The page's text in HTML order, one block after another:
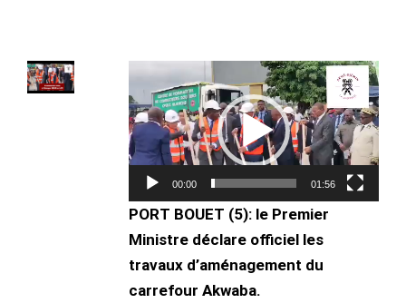
Lecteur
vidéo
00:00 01:56
PORT BOUET (5): le Premier
Ministre déclare officiel les
travaux d’aménagement du
carrefour Akwaba.